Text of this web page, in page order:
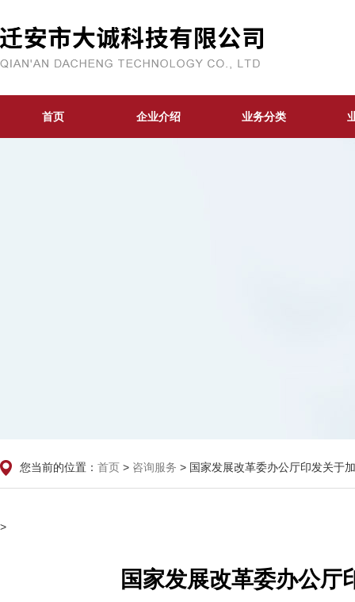
首页 企业介绍 业务分类
您当前的位置： 首页 > 咨询服务 > 国家发展改革委办公厅印发关于
>
国家发展改革委办公厅